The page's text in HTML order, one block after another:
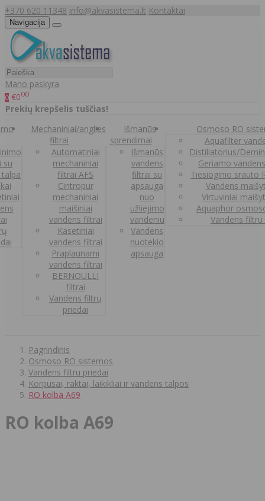
+370 620 11348 info@akvasistema.lt Kontaktai
Navigacija
Mano paskyra
0 €000
Prekių krepšelis tuščias!
su
Mechaniniai/anglies
filtrai
Automatiniai
mechaniniai
filtrai AFS
Cintropur
mechaniniai
maišiniai
vandens filtrai
Kasetiniai
vandens filtrai
Praplaunami
vandens filtrai
BERNOULLI
filtrai
Vandens filtrų
priedai
Išmanūs
sprendimai
Išmanūs
vandens
filtrai su
apsauga
nuo
užliejimo
vandeniu
Vandens
nuotekio
apsauga
Osmoso RO
Aquafilter
Distiliatorius/
Geriamo
Tiesioginio srauto
Vandens
Virtuviniai
Aquaphor
Vandens filtru
Pagrindinis
Osmoso RO sistemos
Vandens filtru priedai
Korpusai, raktai, laikikliai ir vandens talpos
RO kolba A69
RO kolba A69